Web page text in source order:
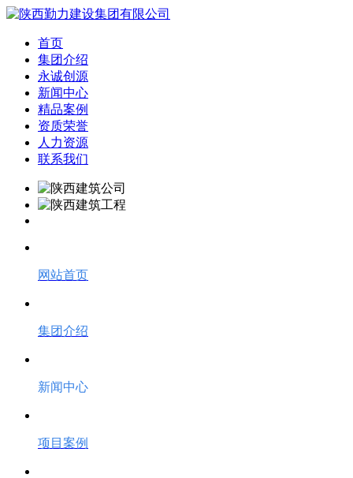
首页
集团介绍
永诚创源
新闻中心
精品案例
资质荣誉
人力资源
联系我们
网站首页
集团介绍
新闻中心
项目案例